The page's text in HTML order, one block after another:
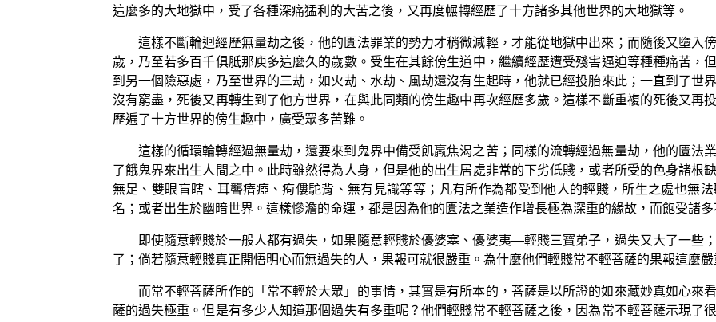
這麼多的大地獄中，受了各種深痛猛利的大苦之後，又再度輾轉經歷了十方諸多其他世界的大地獄等。
這樣不斷輪迴經歷無量劫之後，他的匱法罪業的勢力才稍微減輕，才能從地獄中出來；而隨後又墮入
歲，乃至若多百千俱胝那庾多這麼久的歲數。受生在其餘傍生道中，繼續經歷遭受殘害逼迫等種種痛苦，
到另一個險惡處，乃至世界的三劫，如火劫、水劫、風劫還沒有生起時，他就已經投胎來此；一直到了世
沒有窮盡，死後又再轉生到了他方世界，在與此同類的傍生趣中再次經歷多歲。這樣不斷重複的死後又再
歷遍了十方世界的傍生趣中，廣受眾多苦難。
這樣的循環輪轉經過無量劫，還要來到鬼界中備受飢羸焦渴之苦；同樣的流轉經過無量劫，他的匱法
了餓鬼界來出生人間之中。此時雖然得為人身，但是他的出生居處非常的下劣低賤，或者所受的色身諸根
無足、雙眼盲瞎、耳聾瘖瘂、痀僂駝背、無有見識等等；凡有所作為都受到他人的輕賤，所生之處也無
名；或者出生於幽暗世界。這樣慘澹的命運，都是因為他的匱法之業造作增長極為深重的緣故，而飽受諸多
即使隨意輕賤於一般人都有過失，如果隨意輕賤於優婆塞、優婆夷—輕賤三寶弟子，過失又大了一些
了；倘若隨意輕賤真正開悟明心而無過失的人，果報可就很嚴重。為什麼他們輕賤常不輕菩薩的果報這麼
而常不輕菩薩所作的「常不輕於大眾」的事情，其實是有所本的，菩薩是以所證的如來藏妙真如心來
薩的過失極重。但是有多少人知道那個過失有多重呢？他們輕賤常不輕菩薩之後，因為常不輕菩薩示現了